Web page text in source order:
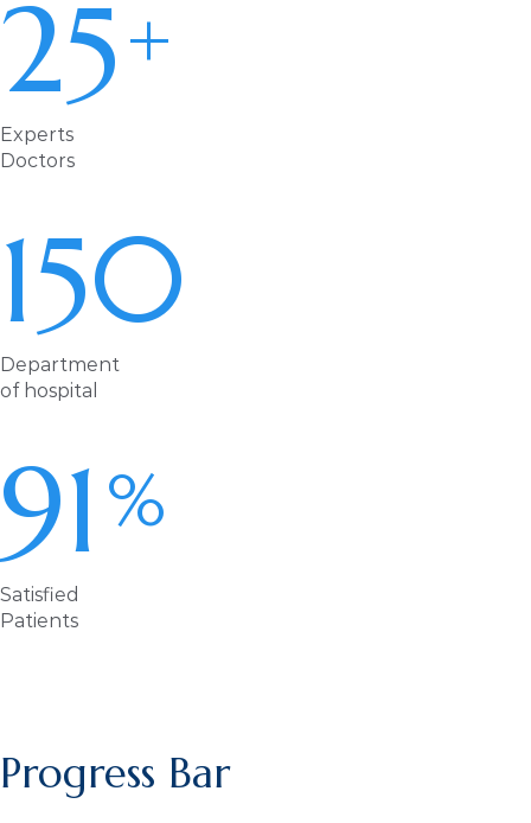
25
+
Experts
Doctors
150
Department
of hospital
91%
Satisfied
Patients
Progress Bar